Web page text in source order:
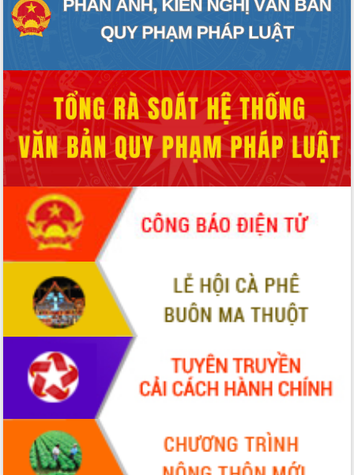
vùng trồng và doanh nghiệp đóng gói
sầu riêng tại Đắk Lắk
Trình diễn nghệ thuật chế biến các
Đắk Lắk công bố Quy hoạch và xúc
tiến đầu tư tỉnh
Ngành cá ngừ Đắk Lắk chủ động thích
ứng để giữ vững thị trường xuất khẩu
Diễn đàn Kinh tế tư nhân Việt Nam đột
phá cơ chế - Hợp tác công tư
Đề án 06 tạo bước ngoặt đột phá trong
cải cách hành chính tỉnh Đắk Lắk
Kết nối tour, đẩy mạnh chuyển đổi số
để phát triển du lịch Đắk Lắk
Khởi động Dự án Đầu tư xây dựng hạ
tầng kỹ thuật Cụm công nghiệp Tân
Gặp mặt các cơ quan báo chí nhân Kỷ
niệm 101 năm Ngày Báo chí Cách
mạng Việt Nam
Đắk Lắk sơ kết 4 năm triển khai thực
hiện Đề án 06 của Chính phủ
Họp báo thông tin về Hội nghị Công bố
Quy hoạch và Xúc tiến đầu tư tỉnh Đắk
Khơi thông điểm nghẽn, đẩy nhanh
giải ngân vốn khắc phục thiên tai